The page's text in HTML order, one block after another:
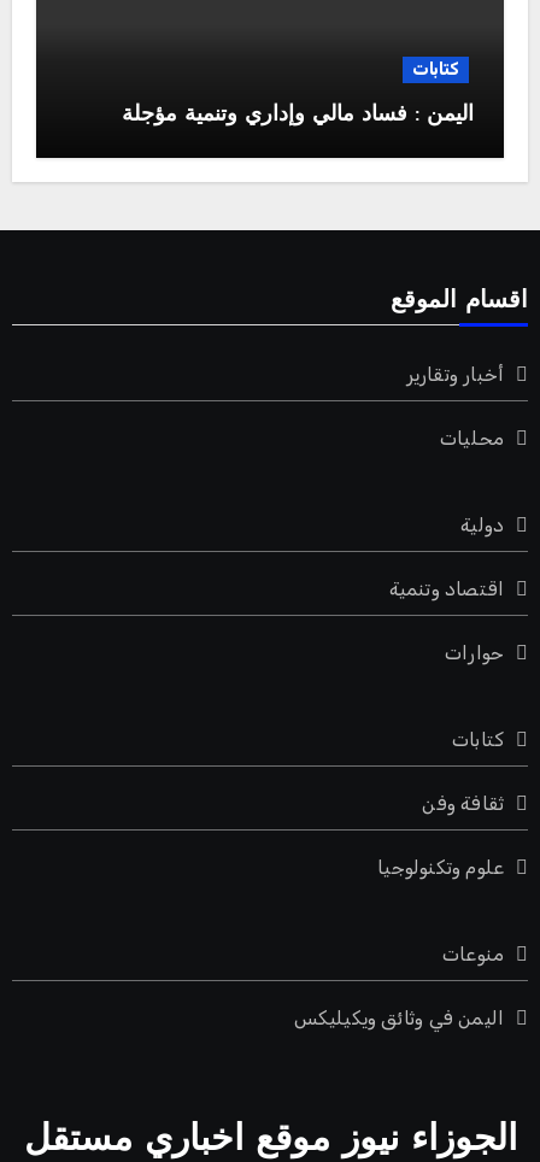
كتابات
اليمن : فساد مالي وإداري وتنمية مؤجلة
اقسام الموقع
أخبار وتقارير
محليات
دولية
اقتصاد وتنمية
حوارات
كتابات
ثقافة وفن
علوم وتكنولوجيا
منوعات
اليمن في وثائق ويكيليكس
الجوزاء نيوز موقع اخباري مستقل